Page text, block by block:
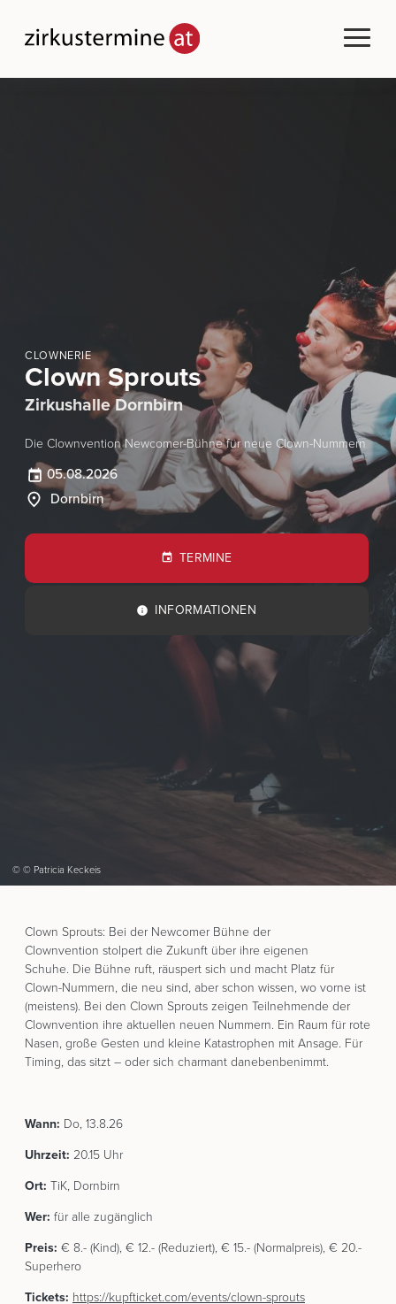
© © Patricia Keckeis
CLOWNERIE
Clown Sprouts
Zirkushalle Dornbirn
Die Clownvention Newcomer-Bühne für neue Clown-Nummern
05.08.2026
Dornbirn
TERMINE
INFORMATIONEN
Clown Sprouts: Bei der Newcomer Bühne der
Clownvention stolpert die Zukunft über ihre eigenen
Schuhe. Die Bühne ruft, räuspert sich und macht Platz für
Clown-Nummern, die neu sind, aber schon wissen, wo vorne ist
(meistens). Bei den Clown Sprouts zeigen Teilnehmende der
Clownvention ihre aktuellen neuen Nummern. Ein Raum für rote
Nasen, große Gesten und kleine Katastrophen mit Ansage. Für
Timing, das sitzt – oder sich charmant danebenbenimmt.
Wann: Do, 13.8.26
Uhrzeit: 20.15 Uhr
Ort: TiK, Dornbirn
Wer: für alle zugänglich
Preis: € 8.- (Kind), € 12.- (Reduziert), € 15.- (Normalpreis), € 20.-
Superhero
Tickets: https://kupfticket.com/events/clown-sprouts